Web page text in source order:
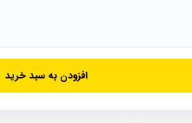
افزودن به سبد خرید